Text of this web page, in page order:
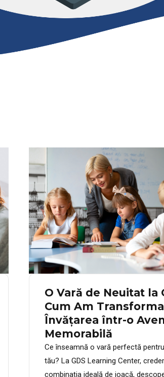
O Vară de Neuitat la
Cum Am
Învățarea într-o
Memorabilă
Ce înseamnă o vară perfectă
tău? La GDS Learning Center,
combinația ideală de joacă,